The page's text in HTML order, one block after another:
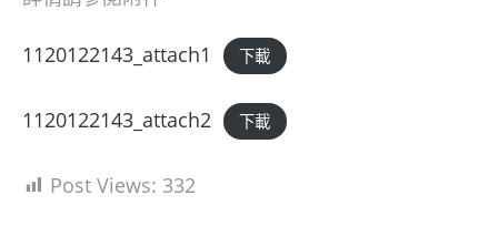
1120122143_attach1 下載
1120122143_attach2 下載
Post Views: 332